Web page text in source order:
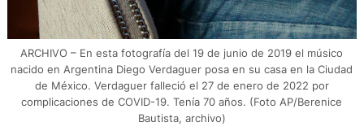
ARCHIVO – En esta fotografía del 19 de junio de 2019 el músico
nacido en Argentina Diego Verdaguer posa en su casa en la Ciudad
de México. Verdaguer falleció el 27 de enero de 2022 por
complicaciones de COVID-19. Tenía 70 años. (Foto AP/Berenice
Bautista, archivo)